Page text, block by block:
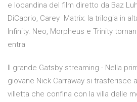
e locandina del film diretto da Baz
DiCaprio, Carey Matrix: la trilogia in
Infinity. Neo, Morpheus e Trinity
entra
Il grande Gatsby streaming - Nella
giovane Nick Carraway si trasferisce
villetta che confina con la villa delle